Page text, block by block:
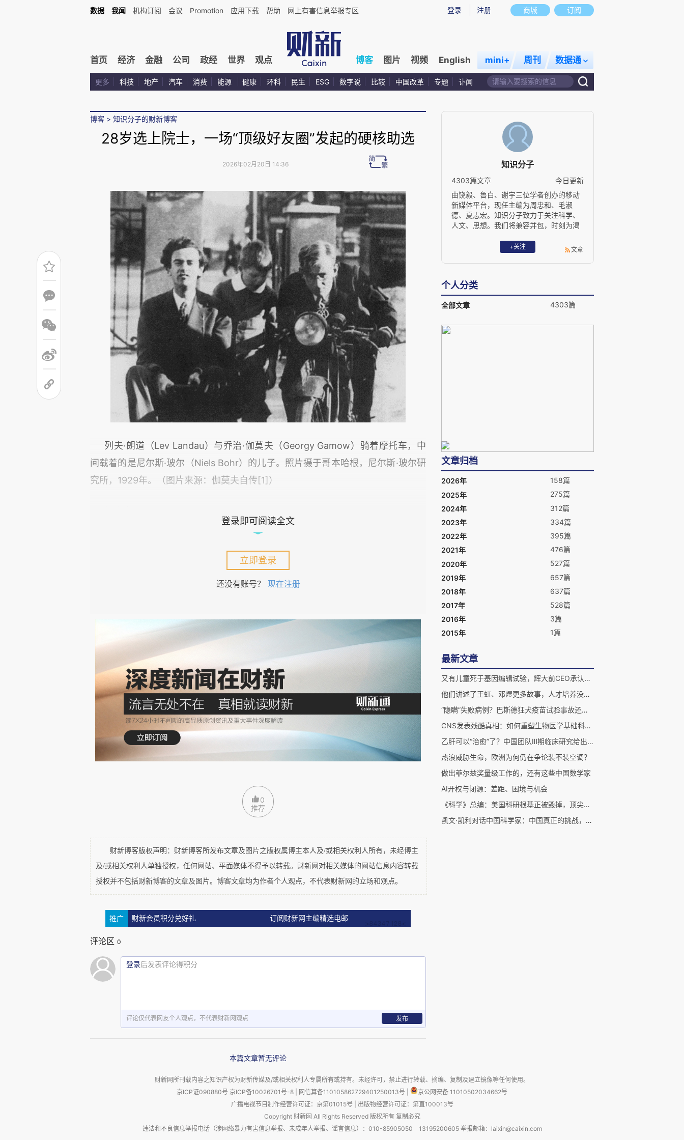
商城 订阅
登录 注册
数据 我闻 机构订阅 会议 Promotion 应用下载 帮助 网上有害信息举报专区
首页 经济 金融 公司 政经 世界 观点 博客 图片 视频 English mini+ 周刊 数据通
更多 科技 地产 汽车 消费 能源 健康 环科 民生 ESG 数字说 比较 中国改革 专题 讣闻
博客 > 知识分子的财新博客
28岁选上院士，一场“顶级好友圈”发起的硬核助选
2026年02月20日 14:36
列夫·朗道（Lev Landau）与乔治·伽莫夫（Georgy Gamow）骑着摩托车，中
间载着的是尼尔斯·玻尔（Niels Bohr）的儿子。照片摄于哥本哈根，尼尔斯·玻尔研
究所，1929年。（图片来源：伽莫夫自传[1]）
段时间里发生了很多事情——在护照局漫长的等待期间邂逅了柳博芙（“Rho”）
[2]，两人坠入爱河并闪电登记结婚；他和朗道[3]、布朗斯坦[4]、伊万年科[5]等发
但本文讲述的事，在很长时间里几乎不为人知，似乎连伽莫夫本人都在刻意“忽
我们无法确切知道原因，毕竟这些事，确切地说，他参选苏联科学院院士，试图
在体制内获取一席之地；筹划苏联第一个理论物理研究所，试图在自己的国家再造
一个“哥本哈根”，怎么看也不至于不重要，或者“乏味”到没必要提。
也可能，在他为自传写前言的时刻，1968年的3月4日，虽然一些当事人，如好
或，这是一段失败的、充满了挫折感的创伤记忆，伽莫夫始终不愿提起？
登录即可阅读全文
立即登录
还没有账号？ 现在注册
0
推荐
财新博客版权声明：财新博客所发布文章及图片之版权属博主本人及/或相关权利人所有，未经博主
及/或相关权利人单独授权，任何网站、平面媒体不得予以转载。财新网对相关媒体的网站信息内容转载
授权并不包括财新博客的文章及图片。博客文章均为作者个人观点，不代表财新网的立场和观点。
推广 财新会员积分兑好礼 订阅财新网主编精选电邮
评论区 0
登录后发表评论得积分
评论仅代表网友个人观点，不代表财新网观点 发布
本篇文章暂无评论
知识分子
4303篇文章
今日更新
由饶毅、鲁白、谢宇三位学者创办的移动
新媒体平台，现任主编为周忠和、毛淑
德、夏志宏。知识分子致力于关注科学、
人文、思想。我们将兼容并包，时刻为渴
识、共析现代思想、共建智趣中国。
+关注 文章
个人分类
全部文章 4303篇
文章归档
2026年
158篇
2025年
275篇
2024年
312篇
2023年
334篇
2022年
395篇
2021年
476篇
2020年
527篇
2019年
657篇
2018年
637篇
2017年
528篇
2016年
3篇
2015年
1篇
最新文章
又有儿童死于基因编辑试验，辉大前CEO承认使用过高剂量
他们讲述了王虹、邓煜更多故事，人才培养没有固定模式
“隐瞒”失败病例？巴斯德狂犬疫苗试验事故还原｜商周专栏
CNS发表残酷真相：如何重塑生物医学基础科研的信任机制？
乙肝可以“治愈”了？中国团队Ⅲ期临床研究给出新答案
热浪威胁生命，欧洲为何仍在争论装不装空调？
做出菲尔兹奖量级工作的，还有这些中国数学家
AI开权与闭源：差距、困境与机会
《科学》总编：美国科研根基正被毁掉，顶尖高校却集体沉默
凯文·凯利对话中国科学家：中国真正的挑战，不是人工智能，是原创性
财新网所刊载内容之知识产权为财新传媒及/或相关权利人专属所有或持有。未经许可，禁止进行转载、摘编、复制及建立镜像等任何使用。
京ICP证090880号 京ICP备10026701号-8 网信算备110105862729401250013号
京公网安备 11010502034662号
广播电视节目制作经营许可证：京第01015号
出版物经营许可证：第直100013号
Copyright 财新网 All Rights Reserved 版权所有 复制必究
违法和不良信息举报电话（涉网络暴力有害信息举报、未成年人举报、谣言信息）：010-85905050 13195200605 举报邮箱：laixin@caixin.com